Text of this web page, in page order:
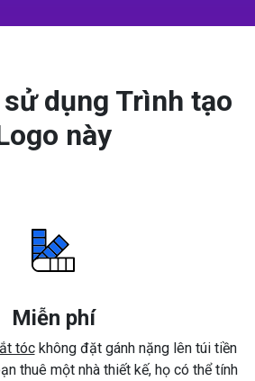
sử dụng Trình tạo
này
Miễn phí
tóckhông đặt gánh nặng lên túi tiền
thuê một nhà thiết kế, họ có thể tính